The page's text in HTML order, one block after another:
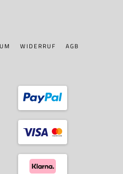
WIDERRUF AGB